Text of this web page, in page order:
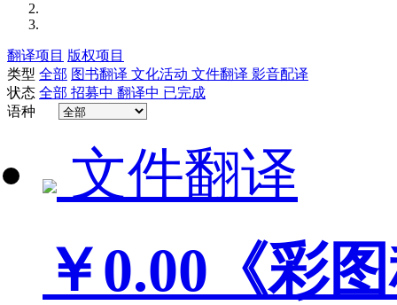
翻译项目 版权项目
类型 全部 图书翻译 文化活动 文件翻译 影音配译
状态 全部 招募中 翻译中 已完成
语种
文件翻译
￥0.00 《彩